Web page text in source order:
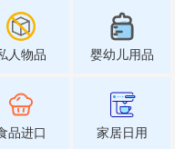
人物品 婴幼儿用品
品进口 家居日用